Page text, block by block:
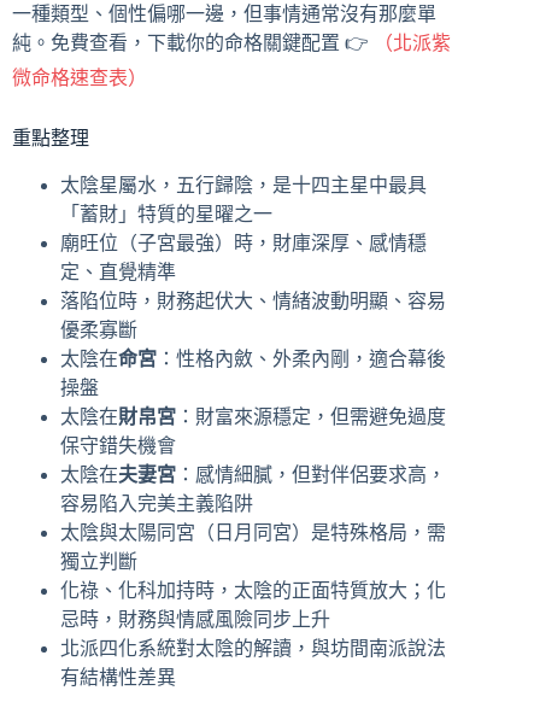
一種類型、個性偏哪一邊，但事情通常沒有那麼單
純。免費查看，下載你的命格關鍵配置 👉
（北派紫
微命格速查表）
重點整理
太陰星屬水，五行歸陰，是十四主星中最具
「蓄財」特質的星曜之一
廟旺位（子宮最強）時，財庫深厚、感情穩
定、直覺精準
落陷位時，財務起伏大、情緒波動明顯、容易
優柔寡斷
太陰在命宮 ：性格內斂、外柔內剛，適合幕後
操盤
太陰在財帛宮 ：財富來源穩定，但需避免過度
保守錯失機會
太陰在夫妻宮 ：感情細膩，但對伴侶要求高，
容易陷入完美主義陷阱
太陰與太陽同宮（日月同宮）是特殊格局，需
獨立判斷
化祿、化科加持時，太陰的正面特質放大；化
忌時，財務與情感風險同步上升
北派四化系統對太陰的解讀，與坊間南派說法
有結構性差異